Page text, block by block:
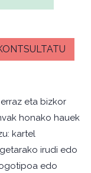
eta bizkor
honako hauek
kartel
irudi edo
edo